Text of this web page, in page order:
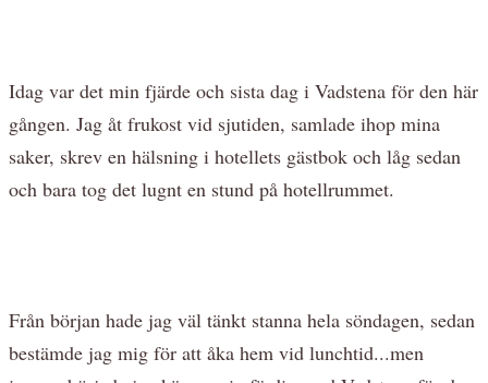
Idag var det min fjärde och sista dag i Vadstena för den här
gången. Jag åt frukost vid sjutiden, samlade ihop mina
saker, skrev en hälsning i hotellets gästbok och låg sedan
och bara tog det lugnt en stund på hotellrummet.
Från början hade jag väl tänkt stanna hela söndagen, sedan
bestämde jag mig för att åka hem vid lunchtid...men